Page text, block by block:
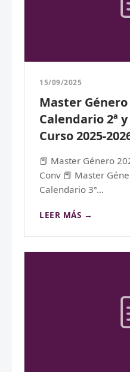
15/09/2025
Master Género
Calendario 2ª
Curso 2025-
📕 Master Género
Conv 📕 Master
Calendario 3ª...
LEER MÁS →